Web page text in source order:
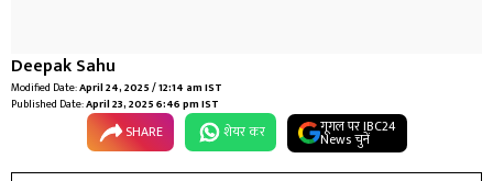
Deepak Sahu
Modified Date:April 24, 2025 / 12:14 am IST
Published Date:April 23, 2025 6:46 pm IST
SHARE शेयर कर गूगल पर IBC24
News चुनें